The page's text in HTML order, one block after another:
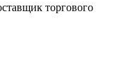
торгового